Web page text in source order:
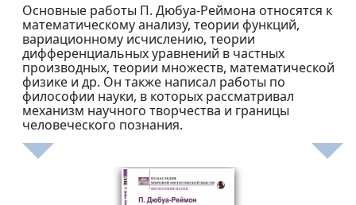
Основные работы П. Дюбуа-Реймона относятся к
математическому анализу, теории функций,
вариационному исчислению, теории
дифференциальных уравнений в частных
производных, теории множеств, математической
физике и др. Он также написал работы по
философии науки, в которых рассматривал
механизм научного творчества и границы
человеческого познания.